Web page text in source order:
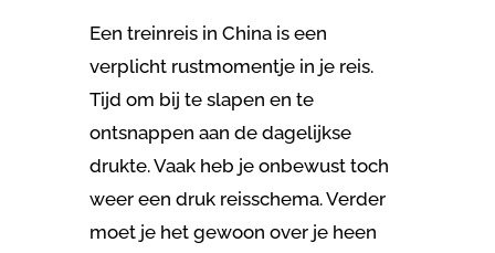
Een treinreis in China is een
verplicht rustmomentje in je reis.
Tijd om bij te slapen en te
ontsnappen aan de dagelijkse
drukte. Vaak heb je onbewust toch
weer een druk reisschema. Verder
moet je het gewoon over je heen